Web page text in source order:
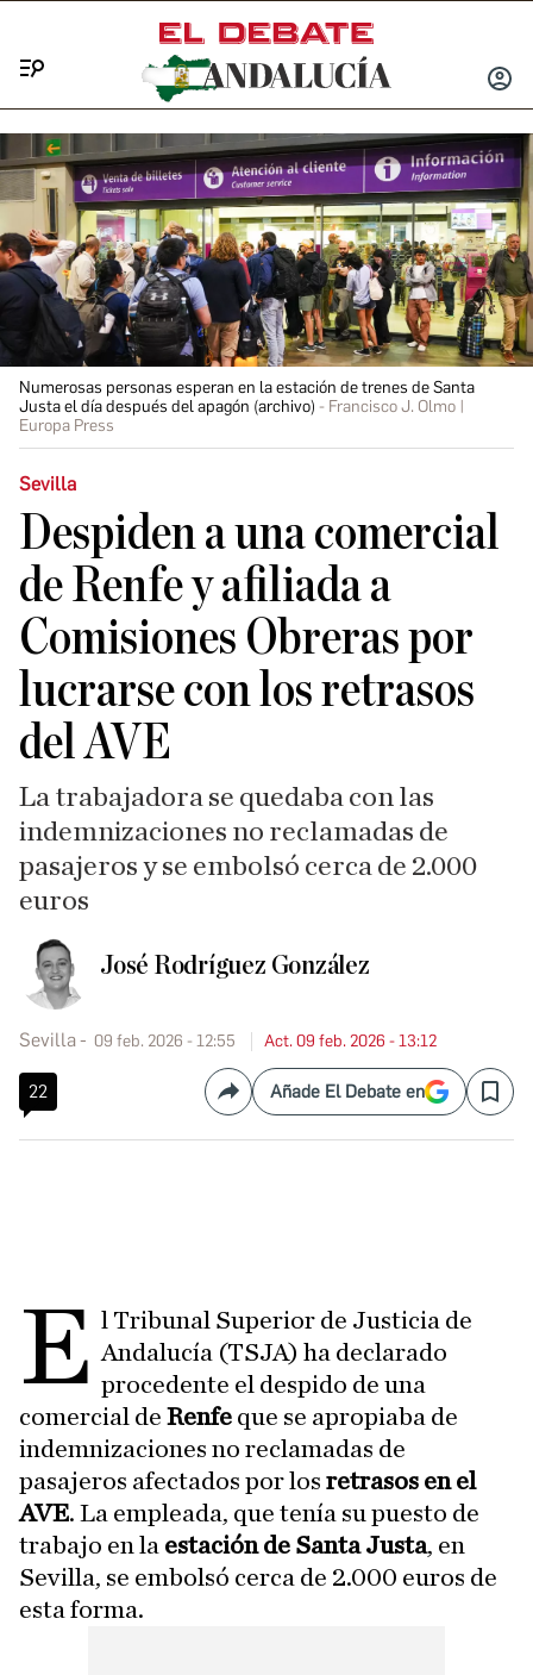
INICIAR
Numerosas personas esperan en la estación de trenes de Santa
Justa el día después del apagón (archivo)
Francisco J. Olmo |
Europa Press
Sevilla
Despiden a una comercial
de Renfe y afiliada a
Comisiones Obreras por
lucrarse con los retrasos
del AVE
La trabajadora se quedaba con las
indemnizaciones no reclamadas de
pasajeros y se embolsó cerca de 2.000
euros
José Rodríguez González
Sevilla 09 feb. 2026 - 12:55 Act. 09 feb. 2026 - 13:12
22 CompartirAñade El Debate en Save
E l Tribunal Superior de Justicia de
Andalucía (TSJA) ha declarado
procedente el despido de una
comercial de Renfe que se apropiaba de
indemnizaciones no reclamadas de
pasajeros afectados por los retrasos en el
AVE. La empleada, que tenía su puesto de
trabajo en la estación de Santa Justa, en
Sevilla, se embolsó cerca de 2.000 euros de
esta forma.